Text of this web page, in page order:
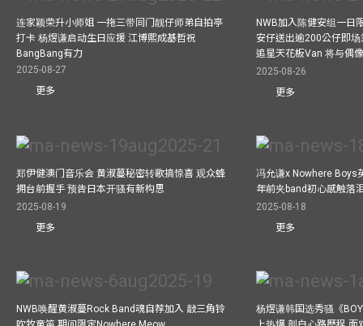
连家颖荣升小师姐 一拖三带同门靓仔师弟自拍亭
打卡 杨煜谦启动生日应援 江博熙成基哲祝
BangBang有力
2025-08-27
更多
NWB加入陈健安组一日
安仔送出逾200公仔即
追星天花板Van 将与偶
2025-08-26
更多
郑伊健澳门音乐会 黄淑蔓秘密转歌搞惊喜 观众蜂
拥台前握手 预告日本开骚有新构思
2025-08-19
更多
冯允谦x Nowhere Boys
年前夹band初心感触落
2025-08-18
更多
NWB唤醒黄淑蔓Rock Band魂自荐加入 敲三角铃
杨煜谦韩国选秀骚《